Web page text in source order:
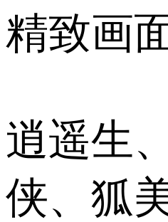
精致画
逍遥生
侠、狐